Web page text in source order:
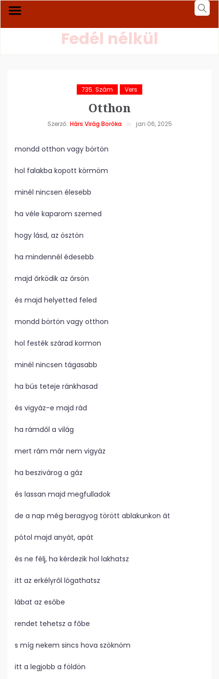
Fedél nélkül
735. Szám Vers
Otthon
Szerző: Hárs Virág Boróka jan 06, 2025
mondd otthon vagy börtön
hol falakba kopott körmöm
minél nincsen élesebb
ha véle kaparom szemed
hogy lásd, az ösztön
ha mindennél édesebb
majd őrködik az őrsön
és majd helyetted feled
mondd börtön vagy otthon
hol festék szárad kormon
minél nincsen tágasabb
ha bús teteje ránkhasad
és vigyáz-e majd rád
ha rámdől a világ
mert rám már nem vigyáz
ha beszivárog a gáz
és lassan majd megfulladok
de a nap még beragyog törött ablakunkon át
pótol majd anyát, apát
és ne félj, ha kérdezik hol lakhatsz
itt az erkélyről lógathatsz
lábat az esőbe
rendet tehetsz a főbe
s míg nekem sincs hova szöknöm
itt a legjobb a földön